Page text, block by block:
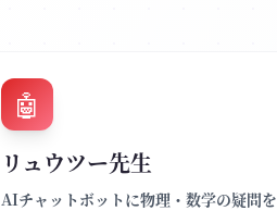
🤖
リュウツー先生
AIチャットボットに物理・数学の疑問